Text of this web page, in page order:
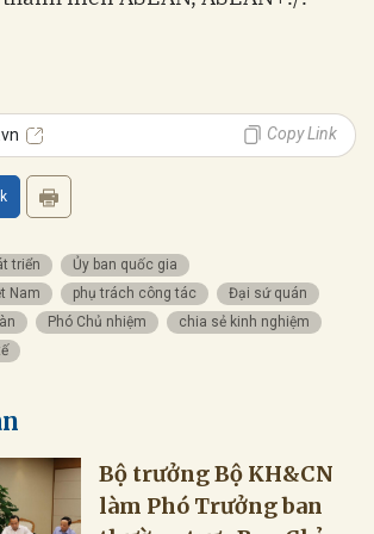
Copy Link
triển
Ủy ban quốc gia
Nam
phụ trách công tác
Đại sứ quán
Phó Chủ nhiệm
chia sẻ kinh nghiệm
Bộ trưởng Bộ KH&CN
làm Phó Trưởng ban